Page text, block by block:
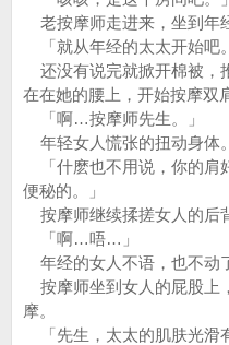
老按摩师走进来，坐到年
「就从年经的太太开始吧
还没有说完就掀开棉被，
在在她的腰上，开始按摩双
「啊…按摩师先生。」
年轻女人慌张的扭动身体。
「什麽也不用说，你的肩
便秘的。」
按摩师继续揉搓女人的后
「啊…唔…」
年经的女人不语，也不动
按摩师坐到女人的屁股上
摩。
「先生，太太的肌肤光滑